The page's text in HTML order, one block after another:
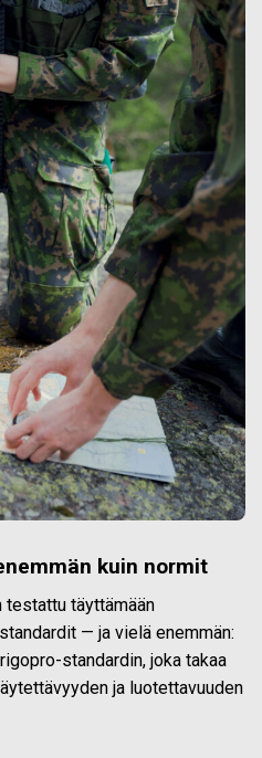
kuin normit
testattu täyttämään
— ja vielä enemmän:
standardin, joka takaa
ja luotettavuuden